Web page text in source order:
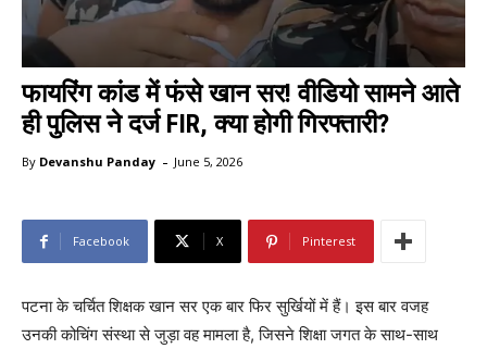
फायरिंग कांड में फंसे खान सर! वीडियो सामने आते
ही पुलिस ने दर्ज FIR, क्या होगी गिरफ्तारी?
By Devanshu Panday - June 5, 2026
Facebook X Pinterest
पटना के चर्चित शिक्षक खान सर एक बार फिर सुर्खियों में हैं। इस बार वजह
उनकी कोचिंग संस्था से जुड़ा वह मामला है, जिसने शिक्षा जगत के साथ-साथ